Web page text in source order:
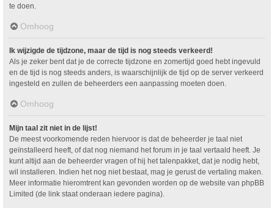
te doen.
Omhoog
Ik wijzigde de tijdzone, maar de tijd is nog steeds verkeerd!
Als je zeker bent dat je de correcte tijdzone en zomertijd goed hebt ingevuld
en de tijd is nog steeds anders, is waarschijnlijk de tijd op de server verkeerd
ingesteld en zullen de beheerders een aanpassing moeten doen.
Omhoog
Mijn taal zit niet in de lijst!
De meest voorkomende reden hiervoor is dat de beheerder je taal niet
geïnstalleerd heeft, of dat nog niemand het forum in je taal vertaald heeft. Je
kunt altijd aan de beheerder vragen of hij het talenpakket, dat je nodig hebt,
wil installeren. Indien het nog niet bestaat, mag je gerust de vertaling maken.
Meer informatie hieromtrent kan gevonden worden op de website van phpBB
Limited (de link staat onderaan iedere pagina).